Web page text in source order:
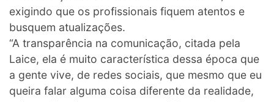
exigindo que os profissionais fiquem atentos e
busquem atualizações.
“A transparência na comunicação, citada pela
Laice, ela é muito característica dessa época que
a gente vive, de redes sociais, que mesmo que eu
queira falar alguma coisa diferente da realidade,